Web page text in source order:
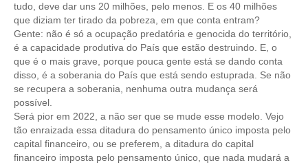
PISO SALARIAL
OPORTUNIDADES
APRESENTAÇÃO
EMPREGO E ESTÁGIO
CARREIRA
tudo, deve dar uns 20 milhões, pelo menos. E os 40 milhões
que diziam ter tirado da pobreza, em que conta entram?
Gente: não é só a ocupação predatória e genocida do território,
é a capacidade produtiva do País que estão destruindo. E, o
que é o mais grave, porque pouca gente está se dando conta
disso, é a soberania do País que está sendo estuprada. Se não
se recupera a soberania, nenhuma outra mudança será
possível.
Será pior em 2022, a não ser que se mude esse modelo. Vejo
tão enraizada essa ditadura do pensamento único imposta pelo
capital financeiro, ou se preferem, a ditadura do capital
financeiro imposta pelo pensamento único, que nada mudará a